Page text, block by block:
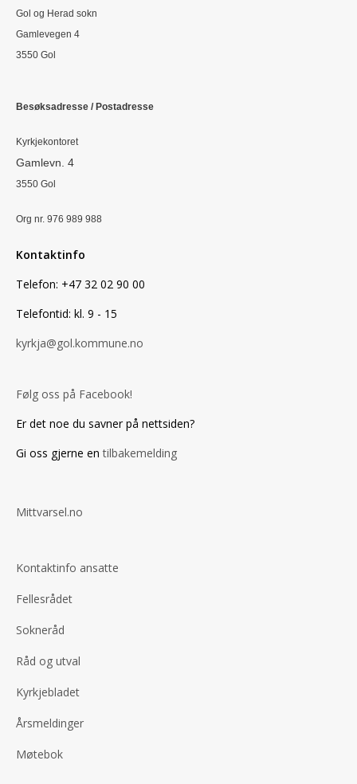
Gol og Herad sokn
Gamlevegen 4
3550 Gol
Besøksadresse / Postadresse
Kyrkjekontoret
Gamlevn. 4
3550 Gol
Org nr. 976 989 988
Kontaktinfo
Telefon: +47 32 02 90 00
Telefontid: kl. 9 - 15
kyrkja@gol.kommune.no
Følg oss på Facebook!
Er det noe du savner på nettsiden?
Gi oss gjerne en tilbakemelding
Mittvarsel.no
Kontaktinfo ansatte
Fellesrådet
Sokneråd
Råd og utval
Kyrkjebladet
Årsmeldinger
Møtebok